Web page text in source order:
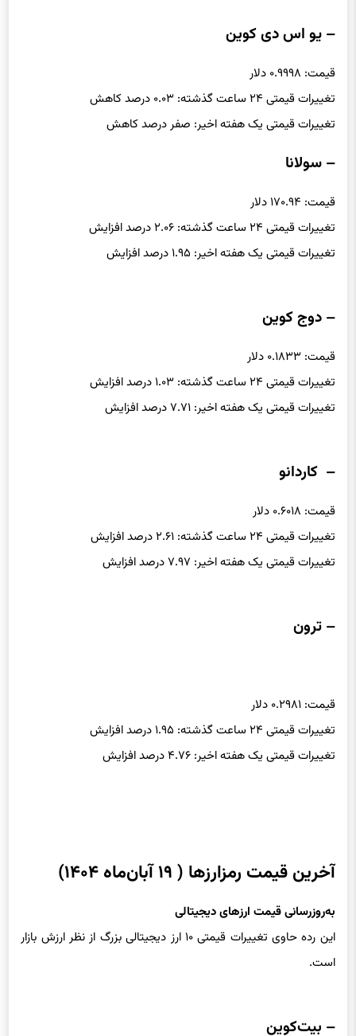
– یو اس دی کوین
قیمت: ۰.۹۹۹۸ دلار
تغییرات قیمتی ۲۴ ساعت گذشته: ۰.۰۳ درصد کاهش
تغییرات قیمتی یک هفته اخیر: صفر درصد کاهش
– سولانا
قیمت: ۱۷۰.۹۴ دلار
تغییرات قیمتی ۲۴ ساعت گذشته: ۲.۰۶ درصد افزایش
تغییرات قیمتی یک هفته اخیر: ۱.۹۵ درصد افزایش
– دوج کوین
قیمت: ۰.۱۸۳۳ دلار
تغییرات قیمتی ۲۴ ساعت گذشته: ۱.۰۳ درصد افزایش
تغییرات قیمتی یک هفته اخیر: ۷.۷۱ درصد افزایش
– کاردانو
قیمت: ۰.۶۰۱۸ دلار
تغییرات قیمتی ۲۴ ساعت گذشته: ۲.۶۱ درصد افزایش
تغییرات قیمتی یک هفته اخیر: ۷.۹۷ درصد افزایش
– ترون
قیمت: ۰.۲۹۸۱ دلار
تغییرات قیمتی ۲۴ ساعت گذشته: ۱.۹۵ درصد افزایش
تغییرات قیمتی یک هفته اخیر: ۴.۷۶ درصد افزایش
آخرین قیمت رمزارزها ( ۱۹ آبان‌ماه ۱۴۰۴)
به‌روزرسانی قیمت ارزهای دیجیتالی
این رده حاوی تغییرات قیمتی ۱۰ ارز دیجیتالی بزرگ از نظر ارزش بازار
است.
– بیت‌کوین